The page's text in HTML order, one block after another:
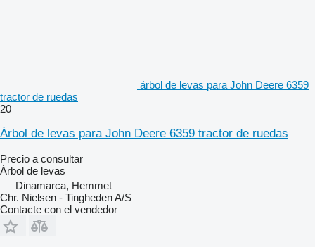
árbol de levas para John Deere 6359
tractor de ruedas
20
Árbol de levas para John Deere 6359 tractor de ruedas
Precio a consultar
Árbol de levas
Dinamarca, Hemmet
Chr. Nielsen - Tingheden A/S
Contacte con el vendedor